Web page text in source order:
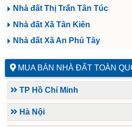
Nhà đất Thị Trấn Tân Túc
Nhà đất Xã Tân Kiên
Nhà đất Xã An Phú Tây
MUA BÁN NHÀ ĐẤT TOÀN
TP Hồ Chí Minh
Hà Nội